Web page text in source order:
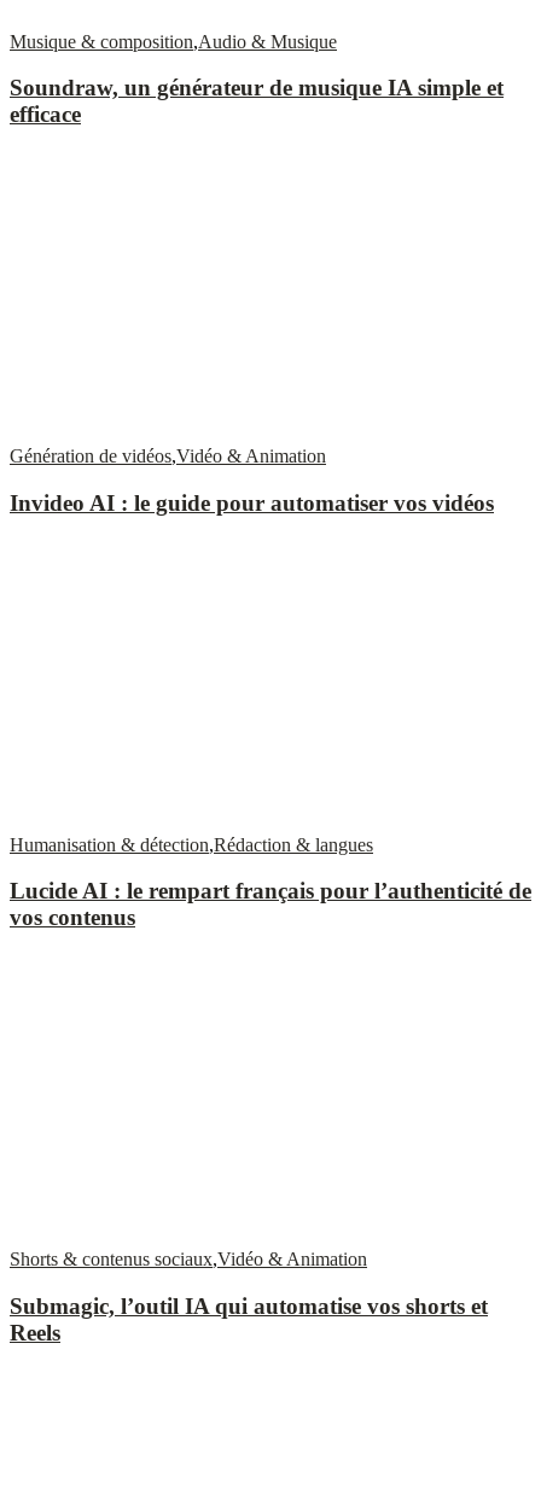
Musique & composition,Audio & Musique
Soundraw, un générateur de musique IA simple et
efficace
Génération de vidéos,Vidéo & Animation
Invideo AI : le guide pour automatiser vos vidéos
Humanisation & détection,Rédaction & langues
Lucide AI : le rempart français pour l’authenticité de
vos contenus
Shorts & contenus sociaux,Vidéo & Animation
Submagic, l’outil IA qui automatise vos shorts et
Reels